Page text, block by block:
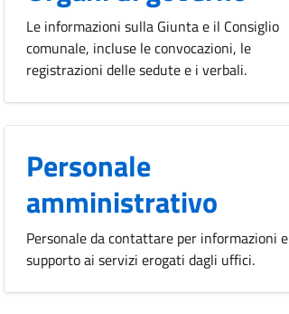
Le informazioni sulla Giunta e il Consiglio
comunale, incluse le convocazioni, le
registrazioni delle sedute e i verbali.
Personale
amministrativo
Personale da contattare per informazioni e
supporto ai servizi erogati dagli uffici.